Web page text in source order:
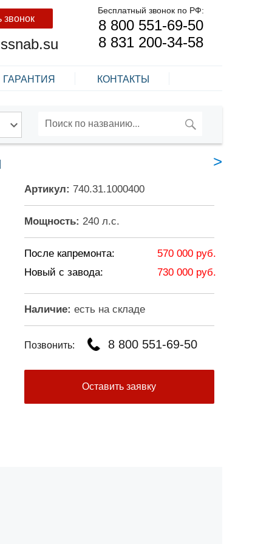
звонок
Бесплатный звонок по РФ:
8 800 551-69-50
8 831 200-34-58
ГАРАНТИЯ КОНТАКТЫ
Искать:
>
Артикул: 740.31.1000400
Мощность: 240 л.с.
После капремонта:
570 000 руб.
Новый с завода:
730 000 руб.
Наличие: есть на складе
Позвонить: 8 800 551-69-50
Оставить заявку